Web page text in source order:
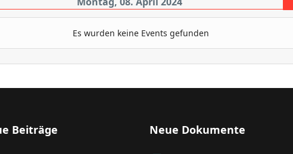
Es wurden keine Events gefunden
Beiträge Neue Dokumente